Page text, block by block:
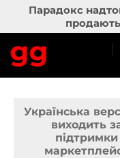
Парадокс
Українська
виходить
підтримки